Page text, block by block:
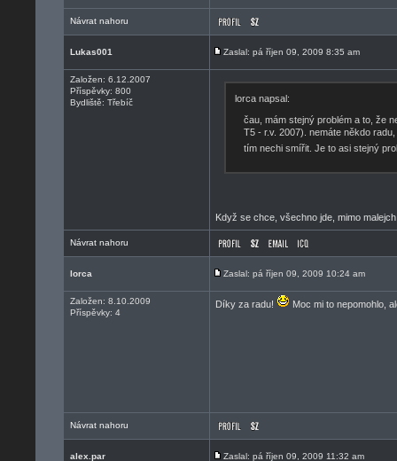
Návrat nahoru
Lukas001 Zaslal: pá říjen 09, 2009 8:35 am
Založen: 6.12.2007
Příspěvky: 800
Bydliště: Třebíč
lorca napsal:
čau, mám stejný problém a to, že
T5 - r.v. 2007). nemáte někdo
tím nechi smířit. Je to asi stejný
Když se chce, všechno jde, mimo
Návrat nahoru
lorca Zaslal: pá říjen 09, 2009 10:24 am
Založen: 8.10.2009
Příspěvky: 4
Díky za radu! Moc mi to nepomohlo,
Návrat nahoru
alex.par Zaslal: pá říjen 09, 2009 11:32 am